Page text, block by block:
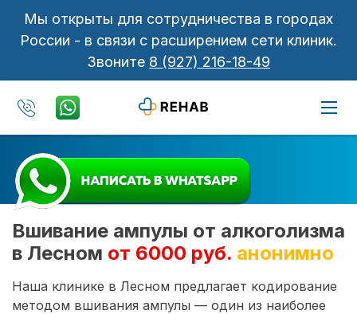
Мы открыты для сотрудничества в городах
России - в связи с расширением сети клиник.
Звоните 8 (927) 216-18-49
Вшивание ампулы от алкоголизма
в Лесном от 6000 руб. анонимно
Наша клинике в Лесном предлагает кодирование
методом вшивания ампулы — один из наиболее